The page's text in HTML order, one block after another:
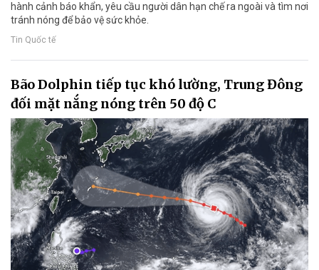
hành cảnh báo khẩn, yêu cầu người dân hạn chế ra ngoài và tìm nơi
tránh nóng để bảo vệ sức khỏe.
Tin Quốc tế
Bão Dolphin tiếp tục khó lường, Trung Đông
đối mặt nắng nóng trên 50 độ C